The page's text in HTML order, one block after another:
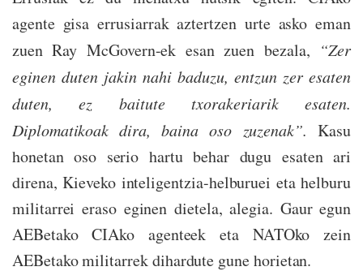
agente gisa errusiarrak aztertzen urte asko eman
zuen Ray McGovern-ek esan zuen bezala, “Zer
eginen duten jakin nahi baduzu, entzun zer esaten
duten, ez baitute txorakeriarik esaten.
Diplomatikoak dira, baina oso zuzenak”. Kasu
honetan oso serio hartu behar dugu esaten ari
direna, Kieveko inteligentzia-helburuei eta helburu
militarrei eraso eginen dietela, alegia. Gaur egun
AEBetako CIAko agenteek eta NATOko zein
AEBetako militarrek dihardute gune horietan.